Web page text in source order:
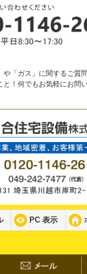
や「ガス」に関するご質
！何でもお気軽にお問
PC 表示